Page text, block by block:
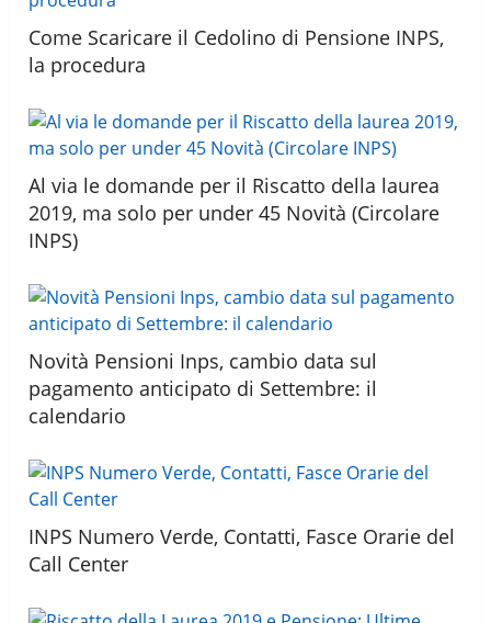
Come Scaricare il Cedolino di Pensione INPS,
la procedura
Al via le domande per il Riscatto della laurea
2019, ma solo per under 45 Novità (Circolare
INPS)
Novità Pensioni Inps, cambio data sul
pagamento anticipato di Settembre: il
calendario
INPS Numero Verde, Contatti, Fasce Orarie del
Call Center